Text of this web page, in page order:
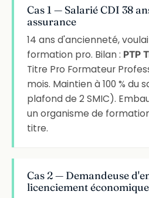
Cas 1 — Salarié CDI 38
assurance
14 ans d'ancienneté,
formation pro. Bilan : PTP
Titre Pro Formateur
mois. Maintien à 100 % du
plafond de 2 SMIC).
un organisme de
titre.
Cas 2 — Demandeuse
licenciement économique